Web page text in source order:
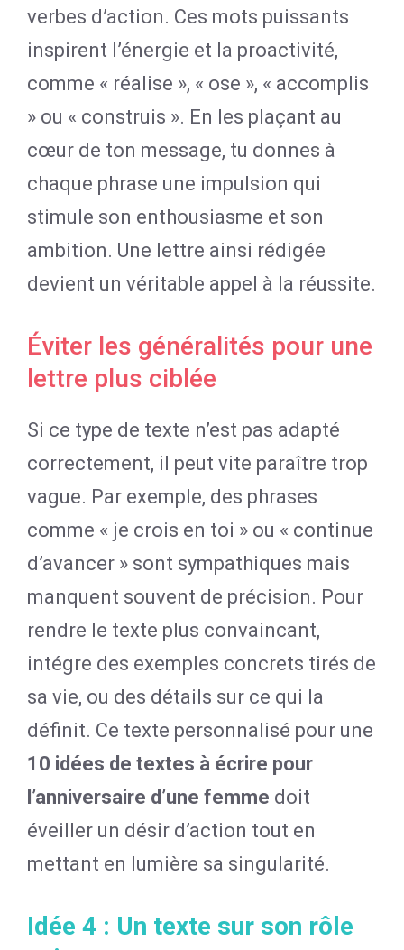
verbes d’action. Ces mots puissants
inspirent l’énergie et la proactivité,
comme « réalise », « ose », « accomplis
» ou « construis ». En les plaçant au
cœur de ton message, tu donnes à
chaque phrase une impulsion qui
stimule son enthousiasme et son
ambition. Une lettre ainsi rédigée
devient un véritable appel à la réussite.
Éviter les généralités pour une
lettre plus ciblée
Si ce type de texte n’est pas adapté
correctement, il peut vite paraître trop
vague. Par exemple, des phrases
comme « je crois en toi » ou « continue
d’avancer » sont sympathiques mais
manquent souvent de précision. Pour
rendre le texte plus convaincant,
intégre des exemples concrets tirés de
sa vie, ou des détails sur ce qui la
définit. Ce texte personnalisé pour une
10 idées de textes à écrire pour
l’anniversaire d’une femme doit
éveiller un désir d’action tout en
mettant en lumière sa singularité.
Idée 4 : Un texte sur son rôle